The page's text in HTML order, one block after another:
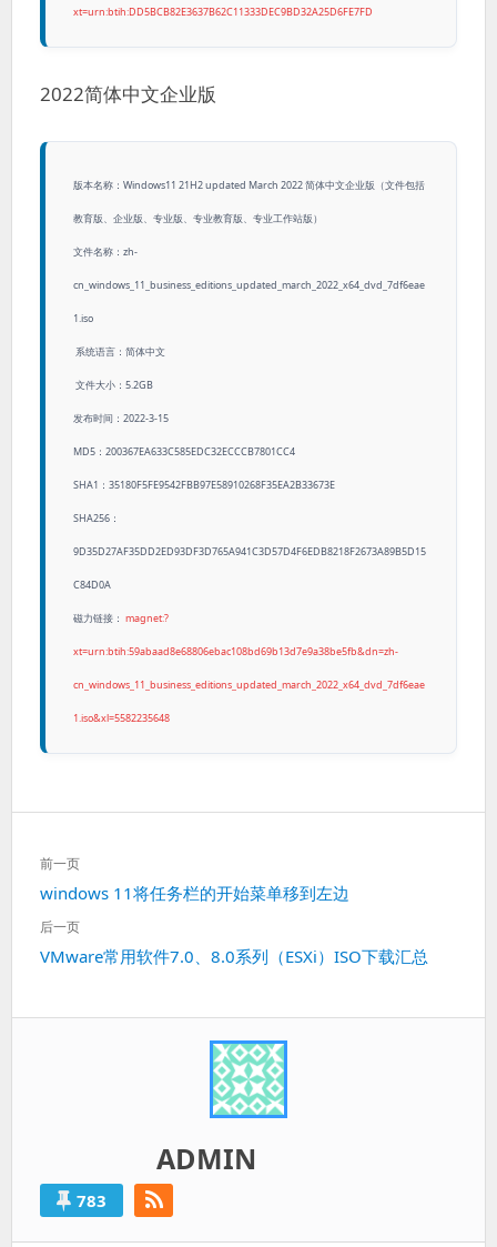
xt=urn:btih:DD5BCB82E3637B62C11333DEC9BD32A25D6FE7FD
2022简体中文企业版
版本名称：Windows11 21H2 updated March 2022 简体中文企业版（文件包括
教育版、企业版、专业版、专业教育版、专业工作站版）
文件名称：zh-
cn_windows_11_business_editions_updated_march_2022_x64_dvd_7df6eae
1.iso
系统语言：简体中文
文件大小：5.2GB
发布时间：2022-3-15
MD5：200367EA633C585EDC32ECCCB7801CC4
SHA1：35180F5FE9542FBB97E58910268F35EA2B33673E
SHA256：
9D35D27AF35DD2ED93DF3D765A941C3D57D4F6EDB8218F2673A89B5D15
C84D0A
磁力链接： magnet:?
xt=urn:btih:59abaad8e68806ebac108bd69b13d7e9a38be5fb&dn=zh-
cn_windows_11_business_editions_updated_march_2022_x64_dvd_7df6eae
1.iso&xl=5582235648
文
章
导
航
前一页
上
一
windows 11将任务栏的开始菜单移到左边
后一页
下
VMware常用软件7.0、8.0系列（ESXi）ISO下载汇总
ADMIN
783